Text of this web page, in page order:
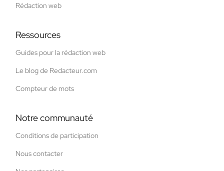
Rédaction web
Ressources
Guides pour la rédaction web
Le blog de Redacteur.com
Compteur de mots
Notre communauté
Conditions de participation
Nous contacter